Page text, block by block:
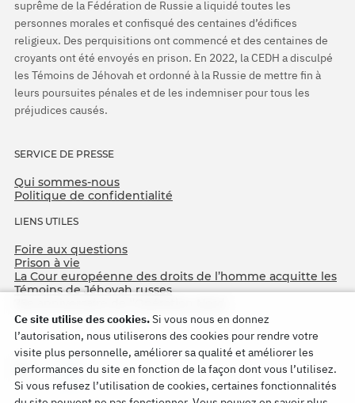
suprême de la Fédération de Russie a liquidé toutes les
personnes morales et confisqué des centaines d’édifices
religieux. Des perquisitions ont commencé et des centaines de
croyants ont été envoyés en prison. En 2022, la CEDH a disculpé
les Témoins de Jéhovah et ordonné à la Russie de mettre fin à
leurs poursuites pénales et de les indemniser pour tous les
préjudices causés.
SERVICE DE PRESSE
Qui sommes-nous
Politique de confidentialité
LIENS UTILES
Foire aux questions
Prison à vie
La Cour européenne des droits de l’homme acquitte les
Témoins de Jéhovah russes
Ce site utilise des cookies.Si vous nous en donnez
l’autorisation, nous utiliserons des cookies pour rendre votre
visite plus personnelle, améliorer sa qualité et améliorer les
performances du site en fonction de la façon dont vous l’utilisez.
Si vous refusez l’utilisation de cookies, certaines fonctionnalités